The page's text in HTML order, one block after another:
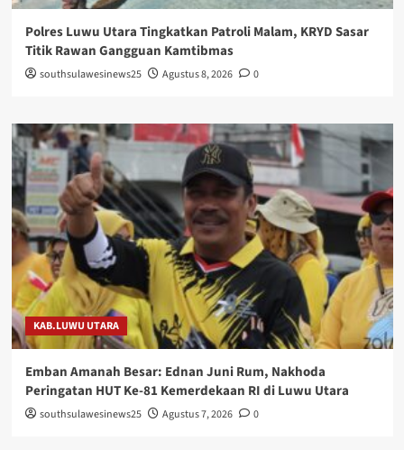
Polres Luwu Utara Tingkatkan Patroli Malam, KRYD Sasar
Titik Rawan Gangguan Kamtibmas
southsulawesinews25 Agustus 8, 2026 0
KAB.LUWU UTARA
Emban Amanah Besar: Ednan Juni Rum, Nakhoda
Peringatan HUT Ke-81 Kemerdekaan RI di Luwu Utara
southsulawesinews25 Agustus 7, 2026 0